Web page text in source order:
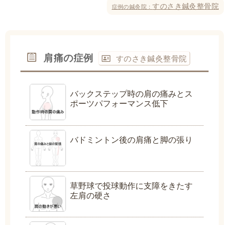
症例の鍼灸院：すのさき鍼灸整骨院
肩痛の症例 すのさき鍼灸整骨院
バックステップ時の肩の痛みとス
ポーツパフォーマンス低下
バドミントン後の肩痛と脚の張り
草野球で投球動作に支障をきたす
左肩の硬さ